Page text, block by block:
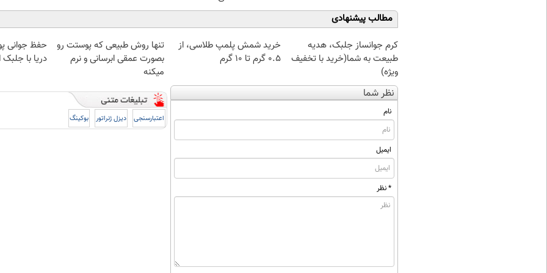
مطالب پیشنهادی
کرم جوانساز جلبک، هدیه
طبیعت به شما(خرید با تخفیف
ویژه)
خرید شمش پلمپ طلاسی، از
۰.۵ گرم تا ۱۰ گرم
تنها روش طبیعی که پوستت رو
بصورت عمقی ابرسانی و نرم
میکنه
حفظ جوانی
دریا با جلبک
نظر شما
نام
ایمیل
* نظر
اعتبارسنجی دیزل ژنراتور بوکینگ